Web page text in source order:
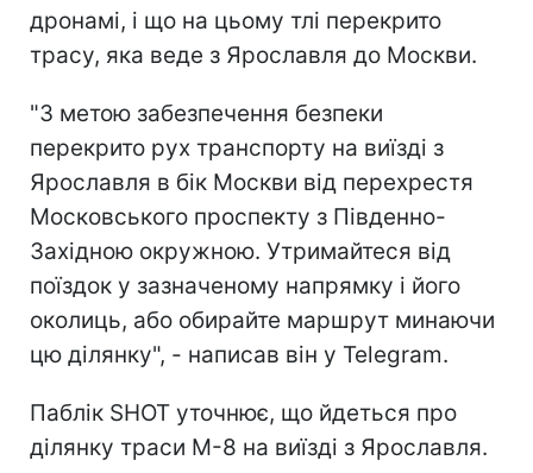
дронамі, і що на цьому тлі перекрито
трасу, яка веде з Ярославля до Москви.
"З метою забезпечення безпеки
перекрито рух транспорту на виїзді з
Ярославля в бік Москви від перехрестя
Московського проспекту з Південно-
Західною окружною. Утримайтеся від
поїздок у зазначеному напрямку і його
околиць, або обирайте маршрут минаючи
цю ділянку", - написав він у Telegram.
Паблік SHOT уточнює, що йдеться про
ділянку траси М-8 на виїзді з Ярославля.